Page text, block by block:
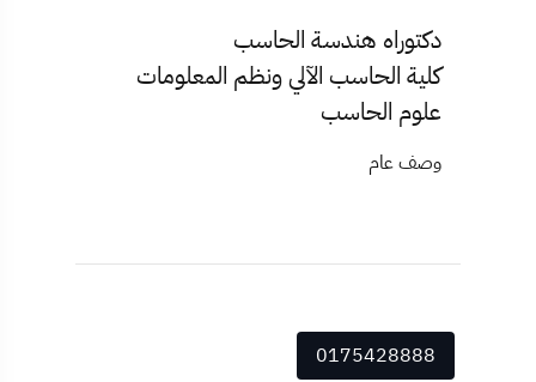
دكتوراه هندسة الحاسب
كلية الحاسب الآلي ونظم المعلومات
علوم الحاسب
وصف عام
0175428888